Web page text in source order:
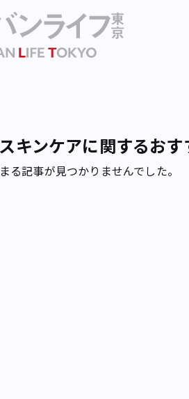
キンケアに関するお
る記事が見つかりませんでした。